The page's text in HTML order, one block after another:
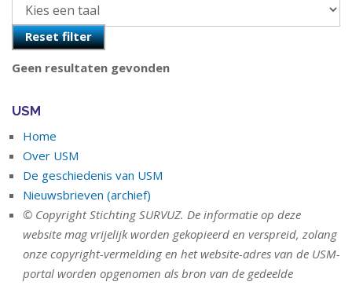
Reset filter
Geen resultaten gevonden
USM
Home
Over USM
De geschiedenis van USM
Nieuwsbrieven (archief)
© Copyright Stichting SURVUZ. De informatie op deze
website mag vrijelijk worden gekopieerd en verspreid, zolang
onze copyright-vermelding en het website-adres van de USM-
portal worden opgenomen als bron van de gedeelde